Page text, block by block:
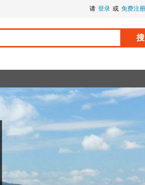
请 登录 或 免费注册